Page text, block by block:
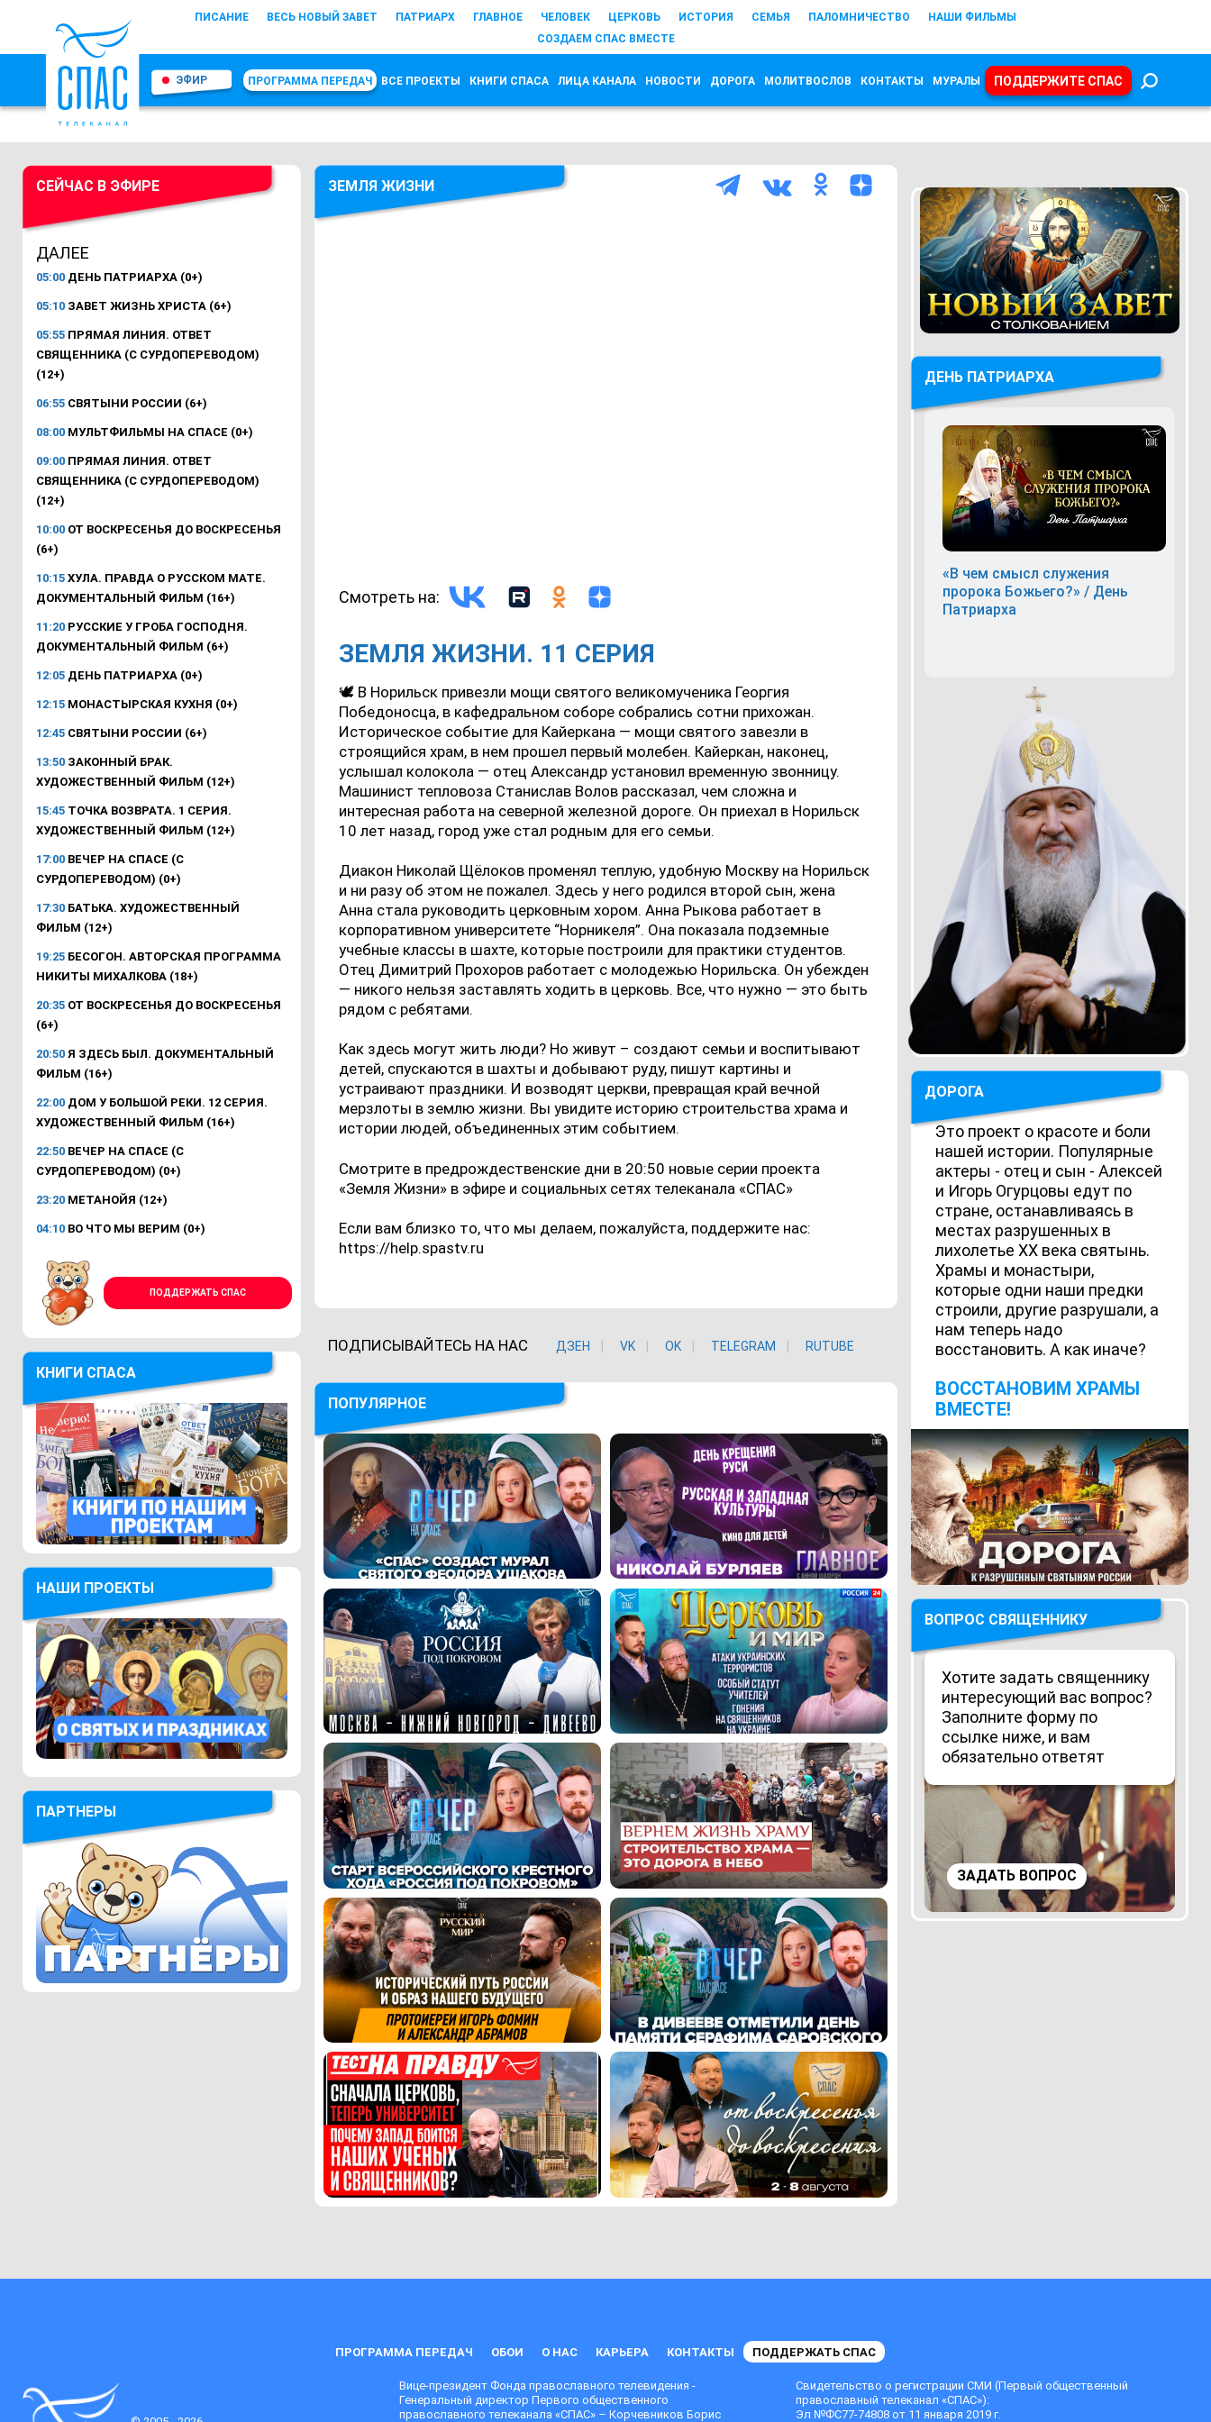
ПИСАНИЕ ВЕСЬ НОВЫЙ ЗАВЕТ ПАТРИАРХ ГЛАВНОЕ ЧЕЛОВЕК ЦЕРКОВЬ ИСТОРИЯ СЕМЬЯ ПАЛОМНИЧЕСТВО
НАШИ ФИЛЬМЫ
СОЗДАЕМ СПАС ВМЕСТЕ
ЭФИР ПРОГРАММА ПЕРЕДАЧ ВСЕ ПРОЕКТЫ КНИГИ СПАСА ЛИЦА КАНАЛА НОВОСТИ ДОРОГА МОЛИТВОСЛОВ КОНТАКТЫ МУРАЛЫ ПОДДЕРЖИТЕ СПАС
СЕЙЧАС В ЭФИРЕ
ДАЛЕЕ
05:00 ДЕНЬ ПАТРИАРХА (0+)
05:10 ЗАВЕТ ЖИЗНЬ ХРИСТА (6+)
05:55 ПРЯМАЯ ЛИНИЯ. ОТВЕТ
СВЯЩЕННИКА (С СУРДОПЕРЕВОДОМ)
(12+)
06:55 СВЯТЫНИ РОССИИ (6+)
08:00 МУЛЬТФИЛЬМЫ НА СПАСЕ (0+)
09:00 ПРЯМАЯ ЛИНИЯ. ОТВЕТ
СВЯЩЕННИКА (С СУРДОПЕРЕВОДОМ)
(12+)
10:00 ОТ ВОСКРЕСЕНЬЯ ДО ВОСКРЕСЕНЬЯ
(6+)
10:15 ХУЛА. ПРАВДА О РУССКОМ МАТЕ.
ДОКУМЕНТАЛЬНЫЙ ФИЛЬМ (16+)
11:20 РУССКИЕ У ГРОБА ГОСПОДНЯ.
ДОКУМЕНТАЛЬНЫЙ ФИЛЬМ (6+)
12:05 ДЕНЬ ПАТРИАРХА (0+)
12:15 МОНАСТЫРСКАЯ КУХНЯ (0+)
12:45 СВЯТЫНИ РОССИИ (6+)
13:50 ЗАКОННЫЙ БРАК.
ХУДОЖЕСТВЕННЫЙ ФИЛЬМ (12+)
15:45 ТОЧКА ВОЗВРАТА. 1 СЕРИЯ.
ХУДОЖЕСТВЕННЫЙ ФИЛЬМ (12+)
17:00 ВЕЧЕР НА СПАСЕ (С
СУРДОПЕРЕВОДОМ) (0+)
17:30 БАТЬКА. ХУДОЖЕСТВЕННЫЙ
ФИЛЬМ (12+)
19:25 БЕСОГОН. АВТОРСКАЯ ПРОГРАММА
НИКИТЫ МИХАЛКОВА (18+)
20:35 ОТ ВОСКРЕСЕНЬЯ ДО ВОСКРЕСЕНЬЯ
(6+)
20:50 Я ЗДЕСЬ БЫЛ. ДОКУМЕНТАЛЬНЫЙ
ФИЛЬМ (16+)
22:00 ДОМ У БОЛЬШОЙ РЕКИ. 12 СЕРИЯ.
ХУДОЖЕСТВЕННЫЙ ФИЛЬМ (16+)
22:50 ВЕЧЕР НА СПАСЕ (С
СУРДОПЕРЕВОДОМ) (0+)
23:20 МЕТАНОЙЯ (12+)
04:10 ВО ЧТО МЫ ВЕРИМ (0+)
ПОДДЕРЖАТЬ СПАС
КНИГИ СПАСА
НАШИ ПРОЕКТЫ
ПАРТНЕРЫ
ЗЕМЛЯ ЖИЗНИ
Смотреть на:
ЗЕМЛЯ ЖИЗНИ. 11 СЕРИЯ
🕊 В Норильск привезли мощи святого великомученика Георгия
Победоносца, в кафедральном соборе собрались сотни прихожан.
Историческое событие для Кайеркана — мощи святого завезли в
строящийся храм, в нем прошел первый молебен. Кайеркан, наконец,
услышал колокола — отец Александр установил временную звонницу.
Машинист тепловоза Станислав Волов рассказал, чем сложна и
интересная работа на северной железной дороге. Он приехал в Норильск
10 лет назад, город уже стал родным для его семьи.
Диакон Николай Щёлоков променял теплую, удобную Москву на Норильск
и ни разу об этом не пожалел. Здесь у него родился второй сын, жена
Анна стала руководить церковным хором. Анна Рыкова работает в
корпоративном университете “Норникеля”. Она показала подземные
учебные классы в шахте, которые построили для практики студентов.
Отец Димитрий Прохоров работает с молодежью Норильска. Он убежден
— никого нельзя заставлять ходить в церковь. Все, что нужно — это быть
рядом с ребятами.
Как здесь могут жить люди? Но живут – создают семьи и воспитывают
детей, спускаются в шахты и добывают руду, пишут картины и
устраивают праздники. И возводят церкви, превращая край вечной
мерзлоты в землю жизни. Вы увидите историю строительства храма и
истории людей, объединенных этим событием.
Смотрите в предрождественские дни в 20:50 новые серии проекта
«Земля Жизни» в эфире и социальных сетях телеканала «СПАС»
Если вам близко то, что мы делаем, пожалуйста, поддержите нас:
https://help.spastv.ru
ПОДПИСЫВАЙТЕСЬ НА НАС ДЗЕН VK ОK TELEGRAM RUTUBE
ПОПУЛЯРНОЕ
ДЕНЬ ПАТРИАРХА
«В чем смысл служения
пророка Божьего?» / День
Патриарха
ДОРОГА
Это проект о красоте и боли
нашей истории. Популярные
актеры - отец и сын - Алексей
и Игорь Огурцовы едут по
стране, останавливаясь в
местах разрушенных в
лихолетье ХХ века святынь.
Храмы и монастыри,
которые одни наши предки
строили, другие разрушали, а
нам теперь надо
восстановить. А как иначе?
ВОCСТАНОВИМ ХРАМЫ
ВМЕСТЕ!
ВОПРОС СВЯЩЕННИКУ
Хотите задать священнику
интересующий вас вопрос?
Заполните форму по
ссылке ниже, и вам
обязательно ответят
ЗАДАТЬ ВОПРОС
ПРОГРАММА ПЕРЕДАЧ ОБОИ О НАС КАРЬЕРА КОНТАКТЫ ПОДДЕРЖАТЬ СПАС
Вице-президент Фонда православного телевидения -
Генеральный директор Первого общественного
православного телеканала «СПАС» – Корчевников Борис
Свидетельство о регистрации СМИ (Первый общественный
православный телеканал «СПАС»):
Эл №ФС77-74808 от 11 января 2019 г.